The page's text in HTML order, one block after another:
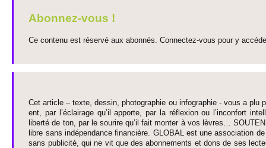
Abonnez-vous !
Ce contenu est réservé aux abonnés. Connectez-vous pour y
Cet article – texte, dessin, photographie ou infographie - vous a plu
ent, par l’éclairage qu’il appo­rte, par la réflexion ou l’inconfort
liberté de ton, par le so­urire qu’il fait monter à vos lèvres…
libre sans indépendance financière. GLOBAL est une asso­ci­ation
sans publi­cité, qui ne vit que des abonne­ments et dons de ses